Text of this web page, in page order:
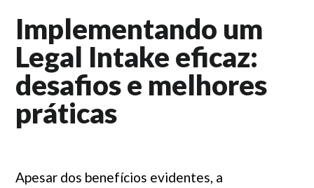
Implementando um
Legal Intake eficaz:
desafios e melhores
práticas
Apesar dos benefícios evidentes, a